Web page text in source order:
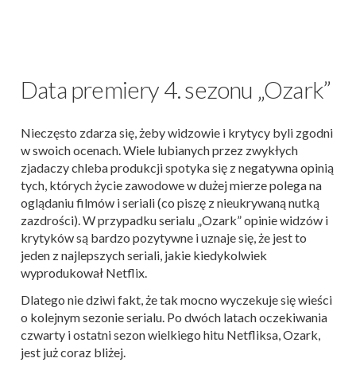
Data premiery 4. sezonu „Ozark”
Nieczęsto zdarza się, żeby widzowie i krytycy byli zgodni
w swoich ocenach. Wiele lubianych przez zwykłych
zjadaczy chleba produkcji spotyka się z negatywna opinią
tych, których życie zawodowe w dużej mierze polega na
oglądaniu filmów i seriali (co piszę z nieukrywaną nutką
zazdrości). W przypadku serialu „Ozark” opinie widzów i
krytyków są bardzo pozytywne i uznaje się, że jest to
jeden z najlepszych seriali, jakie kiedykolwiek
wyprodukował Netflix.
Dlatego nie dziwi fakt, że tak mocno wyczekuje się wieści
o kolejnym sezonie serialu. Po dwóch latach oczekiwania
czwarty i ostatni sezon wielkiego hitu Netfliksa, Ozark,
jest już coraz bliżej.